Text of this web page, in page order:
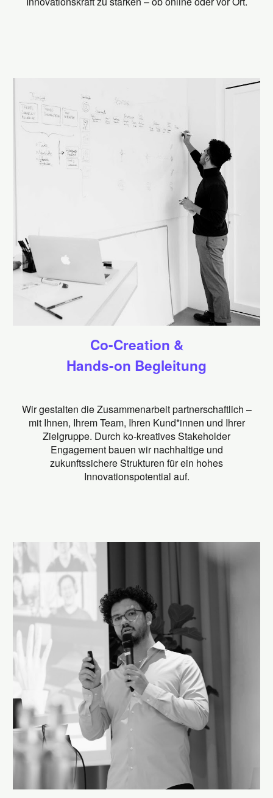
Co-Creation &
Hands-on Begleitung
Wir gestalten die Zusammenarbeit partnerschaftlich –
mit Ihnen, Ihrem Team, Ihren Kund*innen und Ihrer
Zielgruppe. Durch ko-kreatives Stakeholder
Engagement bauen wir nachhaltige und
zukunftssichere Strukturen für ein hohes
Innovationspotential auf.